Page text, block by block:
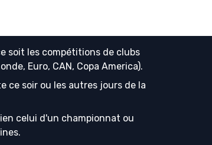
soit les compétitions de clubs
Euro, CAN, Copa America).
ce soir ou les autres jours de la
celui d'un championnat ou